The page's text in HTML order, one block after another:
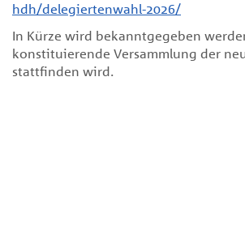
hdh/delegiertenwahl-2026/
In Kürze wird bekanntgegeben
konstituierende Versammlung der
stattfinden wird.